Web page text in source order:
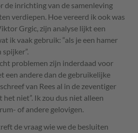
de inrichting van de samenleving
verdiepen. Hoe vereerd ik ook was
Grgic, zijn analyse lijkt een
ik vaak gebruik: “als je een hamer
problemen zijn inderdaad voor
een andere dan de gebruikelijke
van Rees al in de zeventiger
niet”. Ik zou dus niet alleen
of andere gelovigen.
de vraag wie we de besluiten